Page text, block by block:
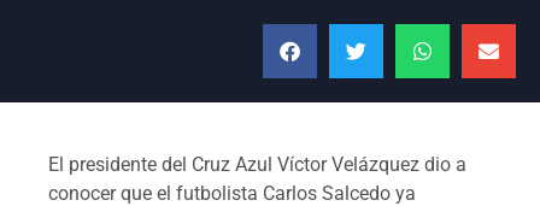
El presidente del Cruz Azul Víctor Velázquez dio a
conocer que el futbolista Carlos Salcedo ya